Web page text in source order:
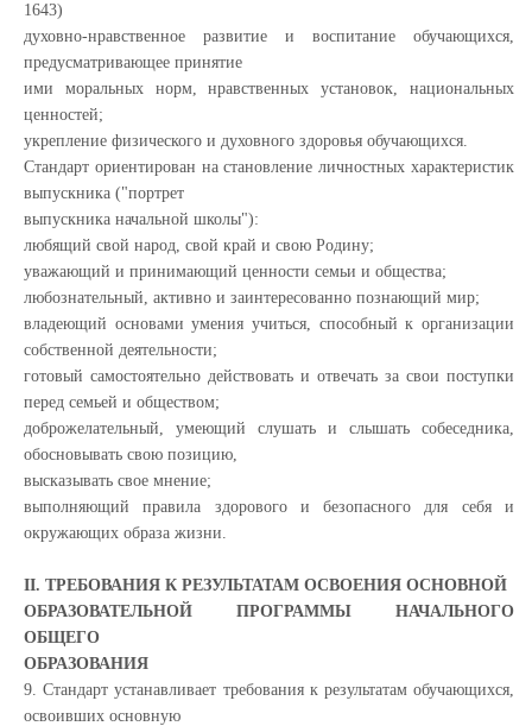
1643)
духовно-нравственное развитие и воспитание обучающихся,
предусматривающее принятие
ими моральных норм, нравственных установок, национальных
ценностей;
укрепление физического и духовного здоровья обучающихся.
Стандарт ориентирован на становление личностных характеристик
выпускника ("портрет
выпускника начальной школы"):
любящий свой народ, свой край и свою Родину;
уважающий и принимающий ценности семьи и общества;
любознательный, активно и заинтересованно познающий мир;
владеющий основами умения учиться, способный к организации
собственной деятельности;
готовый самостоятельно действовать и отвечать за свои поступки
перед семьей и обществом;
доброжелательный, умеющий слушать и слышать собеседника,
обосновывать свою позицию,
высказывать свое мнение;
выполняющий правила здорового и безопасного для себя и
окружающих образа жизни.
II. ТРЕБОВАНИЯ К РЕЗУЛЬТАТАМ ОСВОЕНИЯ ОСНОВНОЙ
ОБРАЗОВАТЕЛЬНОЙ ПРОГРАММЫ НАЧАЛЬНОГО
ОБЩЕГО
ОБРАЗОВАНИЯ
9. Стандарт устанавливает требования к результатам обучающихся,
освоивших основную